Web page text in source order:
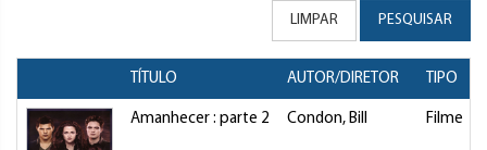
LIMPAR PESQUISAR
TÍTULO AUTOR/DIRETOR TIPO
Amanhecer : parte 2 Condon, Bill Filme